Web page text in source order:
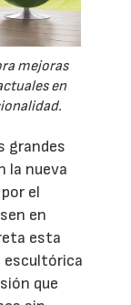
mejoras
en
grandes
la nueva
el
en
esta
escultórica
que